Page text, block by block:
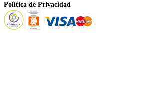
Política de Privacidad